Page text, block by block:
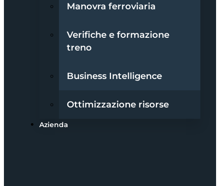
Manovra ferroviaria
Verifiche e formazione
treno
Business Intelligence
Ottimizzazione risorse
Azienda